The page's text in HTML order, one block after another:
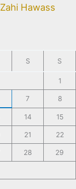
Zahi Hawass
S S
1
7 8
14 15
21 22
28 29